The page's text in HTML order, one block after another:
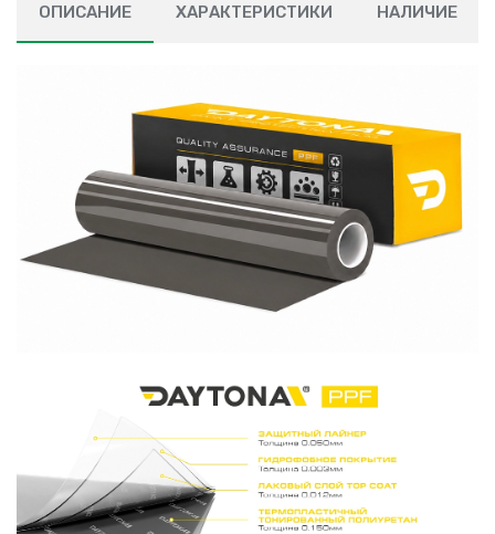
ОПИСАНИЕ ХАРАКТЕРИСТИКИ НАЛИЧИЕ